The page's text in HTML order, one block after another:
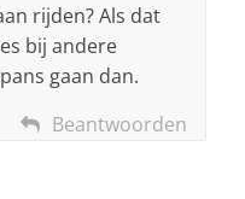
rijden? Als dat
bij andere
gaan dan.
Beantwoorden